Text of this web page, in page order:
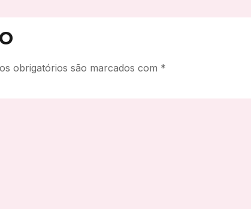
obrigatórios são marcados com *